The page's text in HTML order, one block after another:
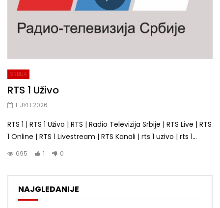
SRBIJA
RTS 1 Uživo
1. ЈУН 2026.
RTS 1 | RTS 1 Uživo | RTS | Radio Televizija Srbije | RTS Live | RTS
1 Online | RTS 1 Livestream | RTS Kanali | rts 1 uzivo | rts 1...
695 1 0
NAJGLEDANIJE